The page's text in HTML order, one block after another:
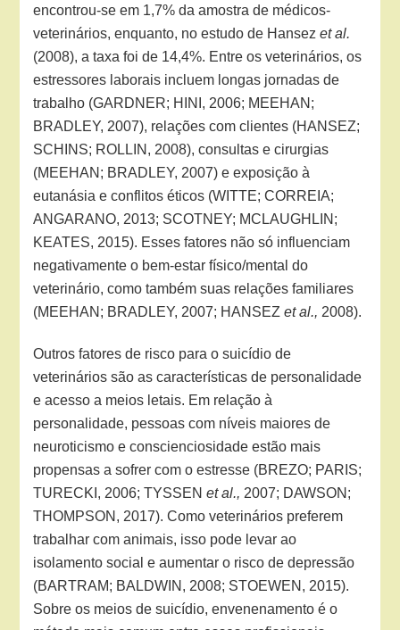
encontrou-se em 1,7% da amostra de médicos-
veterinários, enquanto, no estudo de Hansezet al.
(2008), a taxa foi de 14,4%. Entre os veterinários, os
estressores laborais incluem longas jornadas de
trabalho (GARDNER; HINI, 2006; MEEHAN;
BRADLEY, 2007), relações com clientes (HANSEZ;
SCHINS; ROLLIN, 2008), consultas e cirurgias
(MEEHAN; BRADLEY, 2007) e exposição à
eutanásia e conflitos éticos (WITTE; CORREIA;
ANGARANO, 2013; SCOTNEY; MCLAUGHLIN;
KEATES, 2015). Esses fatores não só influenciam
negativamente o bem-estar físico/mental do
veterinário, como também suas relações familiares
(MEEHAN; BRADLEY, 2007; HANSEZet al., 2008).
Outros fatores de risco para o suicídio de
veterinários são as características de personalidade
e acesso a meios letais. Em relação à
personalidade, pessoas com níveis maiores de
neuroticismo e conscienciosidade estão mais
propensas a sofrer com o estresse (BREZO; PARIS;
TURECKI, 2006; TYSSENet al., 2007; DAWSON;
THOMPSON, 2017). Como veterinários preferem
trabalhar com animais, isso pode levar ao
isolamento social e aumentar o risco de depressão
(BARTRAM; BALDWIN, 2008; STOEWEN, 2015).
Sobre os meios de suicídio, envenenamento é o